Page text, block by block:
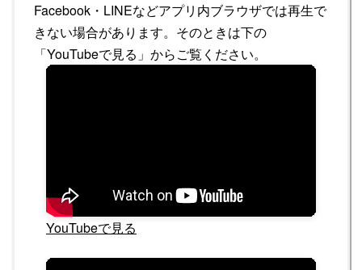
Facebook・LINEなどアプリ内ブラウザでは再生で
きない場合があります。そのときは下の
「YouTubeで見る」からご覧ください。
YouTubeで見る